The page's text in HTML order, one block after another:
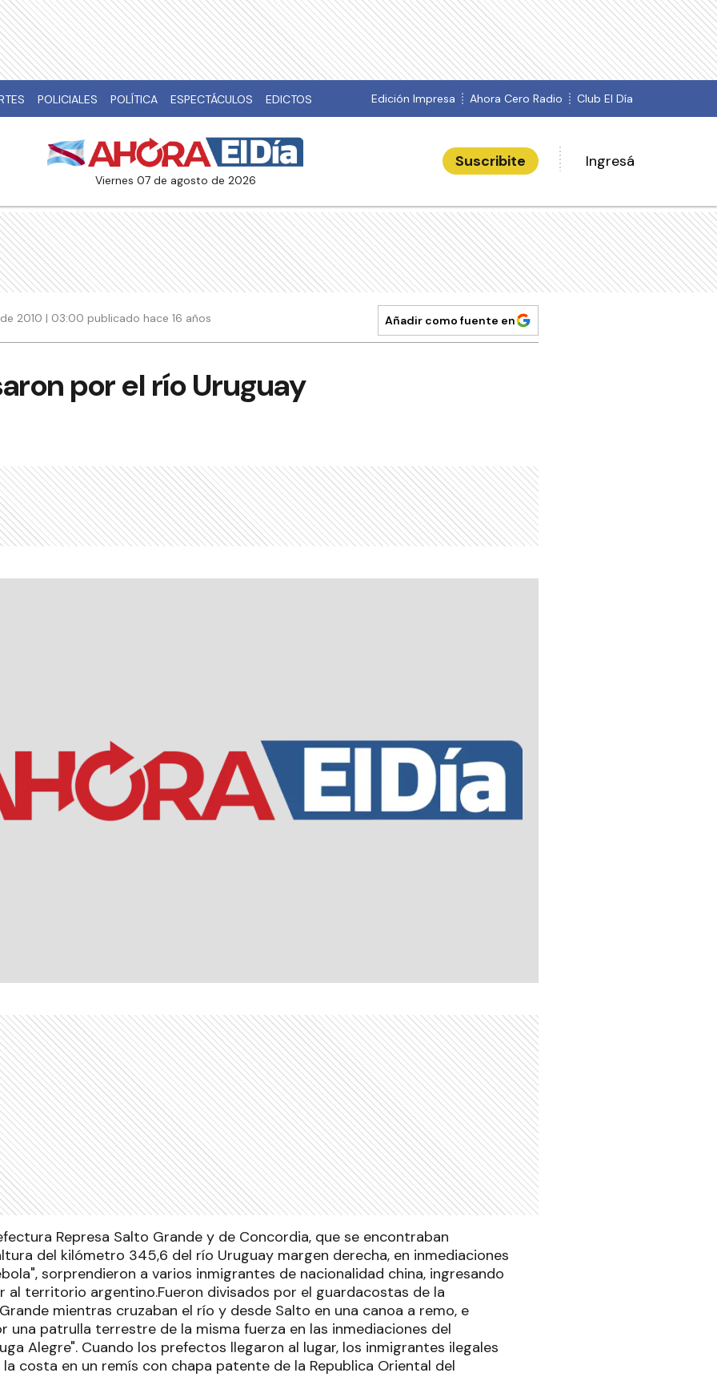
POLICIALES POLÍTICA ESPECTÁCULOS EDICTOS Edición Impresa Ahora Cero Radio Club El Día
viernes 07 de agosto de 2026
Suscribite Ingresá
2010 | 03:00 publicado hace 16 años Añadir como fuente en
por el río Uruguay
Represa Salto Grande y de Concordia, que se encontraban
del kilómetro 345,6 del río Uruguay margen derecha, en inmediaciones
sorprendieron a varios inmigrantes de nacionalidad china, ingresando
al territorio argentino.Fueron divisados por el guardacostas de la
mientras cruzaban el río y desde Salto en una canoa a remo, e
una patrulla terrestre de la misma fuerza en las inmediaciones del
Alegre". Cuando los prefectos llegaron al lugar, los inmigrantes ilegales
la costa en un remís con chapa patente de la Republica Oriental del